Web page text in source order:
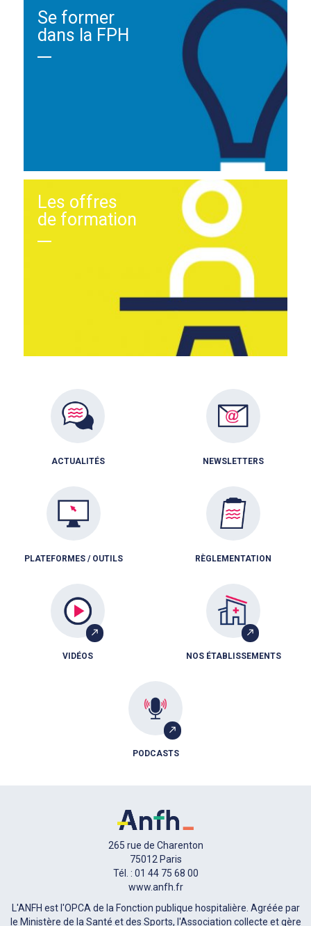
Se former
dans la FPH
Les offres
de formation
ACTUALITÉS NEWSLETTERS
PLATEFORMES / OUTILS RÈGLEMENTATION
VIDÉOS NOS ÉTABLISSEMENTS
PODCASTS
265 rue de Charenton
75012 Paris
Tél. : 01 44 75 68 00
www.anfh.fr
L'ANFH est l'OPCA de la Fonction publique hospitalière. Agréée par
le Ministère de la Santé et des Sports, l'Association collecte et gère